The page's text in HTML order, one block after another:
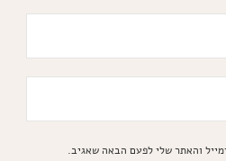
והאתר שלי לפעם הבאה שאגיב.